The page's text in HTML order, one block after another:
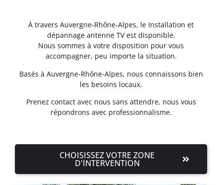
À travers Auvergne-Rhône-Alpes, le Installation et
dépannage antenne TV est disponible.
Nous sommes à votre disposition pour vous
accompagner, peu importe la situation.
Basés à Auvergne-Rhône-Alpes, nous connaissons bien
les besoins locaux.
Prenez contact avec nous sans attendre, nous vous
répondrons avec professionnalisme.
CHOISISSEZ VOTRE ZONE
D'INTERVENTION